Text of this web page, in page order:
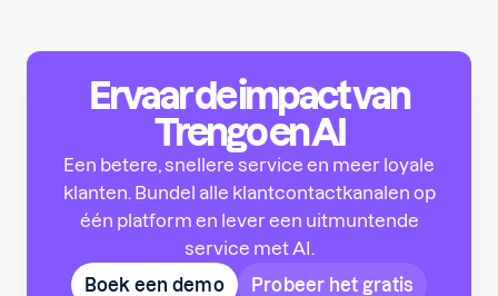
Ervaar de impact van
Trengo en AI
Een betere, snellere service en meer loyale
klanten. Bundel alle klantcontactkanalen op
één platform en lever een uitmuntende
service met AI.
Boek een demo
Probeer het gratis